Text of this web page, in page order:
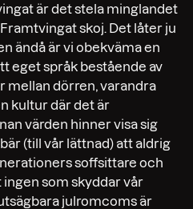
är det stela minglandet
skoj. Det låter ju
ändå är vi obekväma en
eget språk bestående av
mellan dörren, varandra
kultur där det är
värden hinner visa sig
(till vår lättnad) att aldrig
soffsittare och
som skyddar vår
julromcoms är